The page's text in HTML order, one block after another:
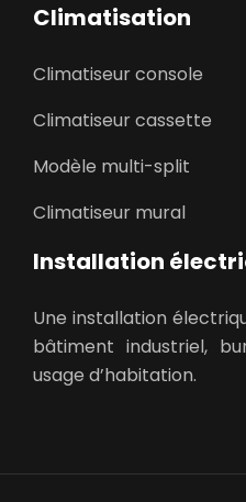
Climatisation
Climatiseur console
Climatiseur cassette
Modèle multi-split
Climatiseur mural
Installation
Une installation
bâtiment industriel,
usage d’habitation.